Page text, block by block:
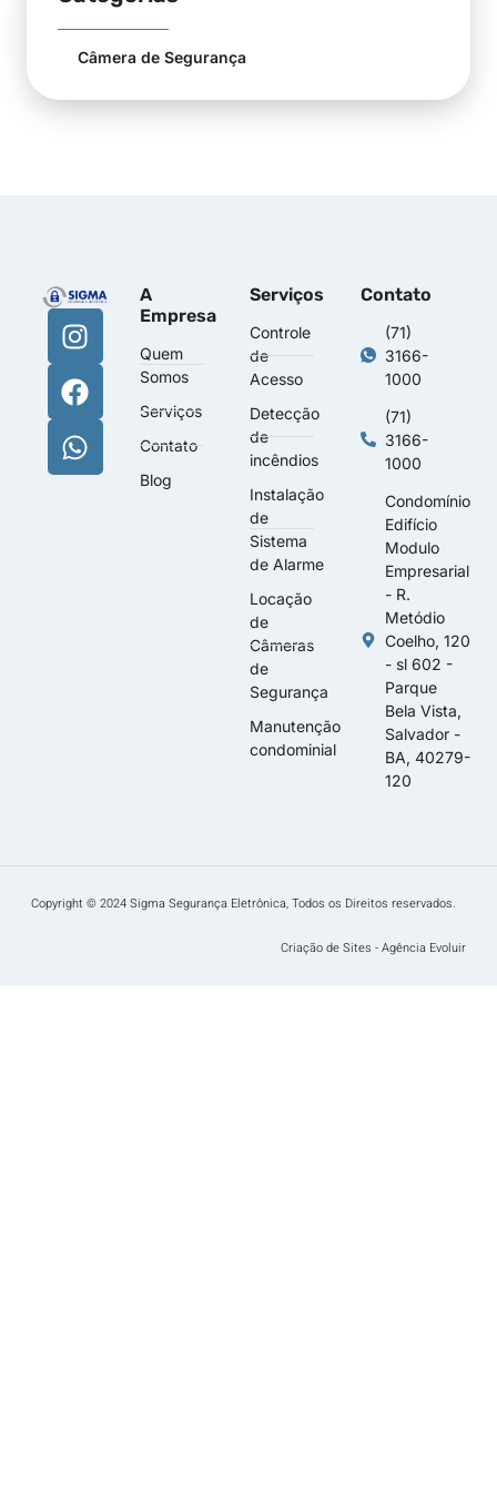
Câmera de Segurança
A
Empresa
Quem
Somos
Serviços
Contato
Blog
Serviços
Controle
de
Acesso
Detecção
de
incêndios
Instalação
de
Sistema
de Alarme
Locação
de
Câmeras
de
Segurança
Manutenção
condominial
Contato
(71)
3166-
1000
(71)
3166-
1000
Condomínio
Edifício
Modulo
Empresarial
- R.
Metódio
Coelho, 120
- sl 602 -
Parque
Bela Vista,
Salvador -
BA, 40279-
120
Copyright © 2024 Sigma Segurança Eletrônica, Todos os Direitos reservados.
Criação de Sites - Agência Evoluir